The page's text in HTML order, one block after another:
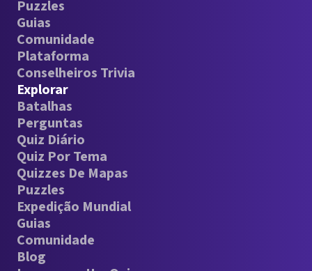
Puzzles
Guias
Comunidade
Plataforma
Conselheiros Trivia
Explorar
Batalhas
Perguntas
Quiz Diário
Quiz Por Tema
Quizzes De Mapas
Puzzles
Expedição Mundial
Guias
Comunidade
Blog